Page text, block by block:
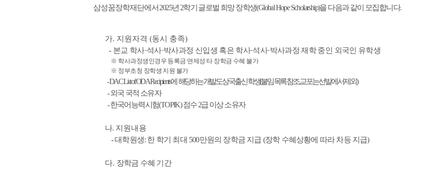
삼성꿈장학재단에서 2025년 2학기 글로벌 희망 장학생(Global Hope Scholarship)을 다음과 같이 모집합니다.
가. 지원자격 (동시 충족)
- 본교 학사·석사·박사과정 신입생 혹은 학사·석사·박사과정 재학 중인 외국인 유학생
※ 학사과정생인경우 등록금 면제성 타 장학금 수혜 불가
※ 정부초청 장학생 지원 불가
-DAC List of ODA Recipients에 해당하는 개발도상국 출신 학생(붙임 목록 참조, 교포는 선발에서 제외)
- 외국 국적 소유자
- 한국어능력시험(TOPIK) 점수 2급 이상 소유자
나. 지원내용
- 대학원생: 한 학기 최대 500만원의 장학금 지급 (장학 수혜상황에 따라 차등 지급)
다. 장학금 수혜 기간